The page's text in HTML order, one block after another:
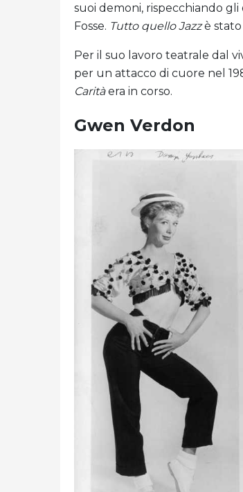
suoi demoni, rispecchiando
Fosse. Tutto quello Jazzè
Per il suo lavoro teatrale dal
per un attacco di cuore nel
Caritàera in corso.
Gwen Verdon